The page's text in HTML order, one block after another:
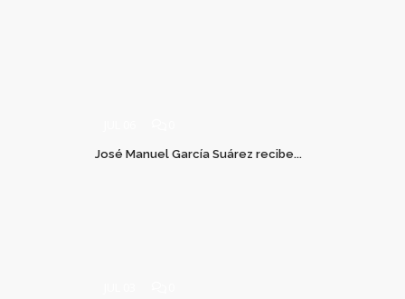
José Manuel García Suárez recibe...